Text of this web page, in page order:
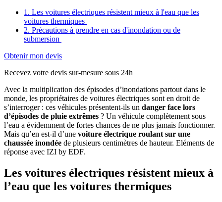
1. Les voitures électriques résistent mieux à l'eau que les
voitures thermiques
2. Précautions à prendre en cas d'inondation ou de
submersion
Obtenir mon devis
Recevez votre devis sur-mesure sous 24h
Avec la multiplication des épisodes d’inondations partout dans le
monde, les propriétaires de voitures électriques sont en droit de
s’interroger : ces véhicules présentent-ils un danger face lors
d’épisodes de pluie extrêmes ? Un véhicule complètement sous
l’eau a évidemment de fortes chances de ne plus jamais fonctionner.
Mais qu’en est-il d’une voiture électrique roulant sur une
chaussée inondée de plusieurs centimètres de hauteur. Eléments de
réponse avec IZI by EDF.
Les voitures électriques résistent mieux à
l’eau que les voitures thermiques